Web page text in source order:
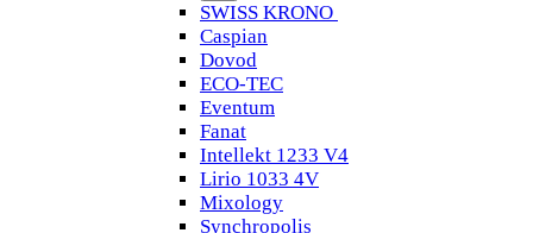
SWISS KRONO
Caspian
Dovod
ECO-TEC
Eventum
Fanat
Intellekt 1233 V4
Lirio 1033 4V
Mixology
Synchropolis